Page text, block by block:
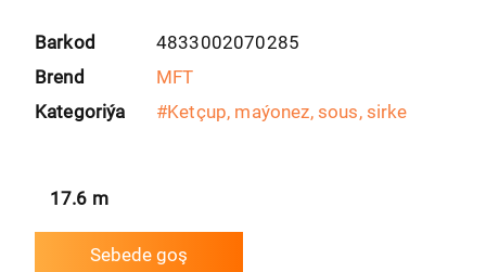
Barkod
4833002070285
Brend
MFT
Kategoriýa
#Ketçup, maýonez, sous, sirke
17.6 m
Sebede goş